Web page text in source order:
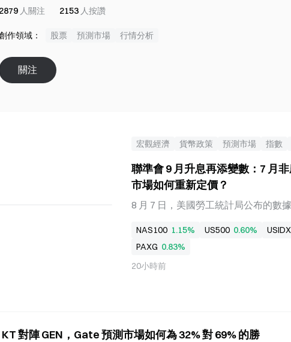
2879人關注 2153人按讚
作領域： 股票 預測市場 行情分析
關注
宏觀經濟 貨幣政策 預測市場 指數
聯準會 9 月升息再添變數：7 月
市場如何重新定價？
8 月 7 日，美國勞工統計局公布的數
學家預測區間的下限，為 2026 年以
非農就業數據合計下修 10.3 萬人
萬，6 月由增加 5.7 萬下修至增加 2
約 40 美元，報 4,351.43 美元／盎司
NAS100 1.15% US500 0.60% USIDX
PAXG 0.83%
20小時前
對陣 GEN，Gate 預測市場如何為 32% 對 69% 的勝